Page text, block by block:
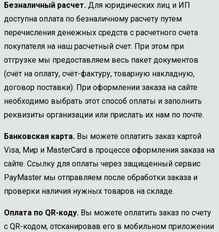
Безналичный расчет. Для юридических лиц и ИП
доступна оплата по безналичному расчету путем
перечисления денежных средств с расчетного счета
покупателя на наш расчетный счет. При этом при
отгрузке мы предоставляем весь пакет документов
(счёт на оплату, счёт-фактуру, товарную накладную,
договор поставки). При оформлении заказа на сайте
необходимо выбрать этот способ оплаты и заполнить
реквизиты организации или прислать их нам по почте.
Банковская карта. Вы можете оплатить заказ картой
Visa, Мир и MasterCard в процессе оформления заказа на
сайте. Ссылку для оплаты через защищенный сервис
PayMaster мы отправляем после обработки заказа и
проверки наличия нужных товаров на складе.
Оплата по QR-коду. Вы можете оплатить заказ по счету
с QR-кодом, отсканировав его в мобильном приложении